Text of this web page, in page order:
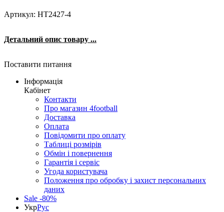
Артикул: HT2427-4
Детальний опис товару ...
Поставити питання
Інформація
Кабінет
Контакти
Про магазин 4football
Доставка
Оплата
Повідомити про оплату
Таблиці розмірів
Обмін і повернення
Гарантія і сервіс
Угода користувача
Положення про обробку і захист персональних
даних
Sale -80%
УкрРус